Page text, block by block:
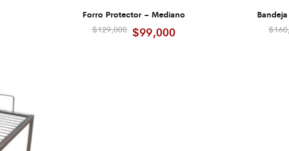
Forro Protector – Mediano
$129,000 $99,000
$